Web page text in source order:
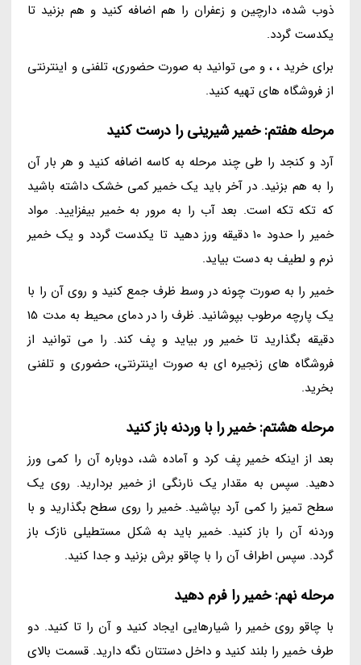
ذوب شده، دارچین و زعفران را هم اضافه کنید و هم بزنید تا
یکدست گردد.
برای خرید ، ، و می توانید به صورت حضوری، تلفنی و اینترنتی
از فروشگاه های تهیه کنید.
مرحله هفتم: خمیر شیرینی را درست کنید
آرد و کنجد را طی چند مرحله به کاسه اضافه کنید و هر بار آن
را به هم بزنید. در آخر باید یک خمیر کمی خشک داشته باشید
که تکه تکه است. بعد آب را به مرور به خمیر بیفزایید. مواد
خمیر را حدود 10 دقیقه ورز دهید تا یکدست گردد و یک خمیر
نرم و لطیف به دست بیاید.
خمیر را به صورت چونه در وسط ظرف جمع کنید و روی آن را با
یک پارچه مرطوب بپوشانید. ظرف را در دمای محیط به مدت 15
دقیقه بگذارید تا خمیر ور بیاید و پف کند. را می توانید از
فروشگاه های زنجیره ای به صورت اینترنتی، حضوری و تلفنی
بخرید.
مرحله هشتم: خمیر را با وردنه باز کنید
بعد از اینکه خمیر پف کرد و آماده شد، دوباره آن را کمی ورز
دهید. سپس به مقدار یک نارنگی از خمیر بردارید. روی یک
سطح تمیز را کمی آرد بپاشید. خمیر را روی سطح بگذارید و با
وردنه آن را باز کنید. خمیر باید به شکل مستطیلی نازک باز
گردد. سپس اطراف آن را با چاقو برش بزنید و جدا کنید.
مرحله نهم: خمیر را فرم دهید
با چاقو روی خمیر را شیارهایی ایجاد کنید و آن را تا کنید. دو
طرف خمیر را بلند کنید و داخل دستتان نگه دارید. قسمت بالای